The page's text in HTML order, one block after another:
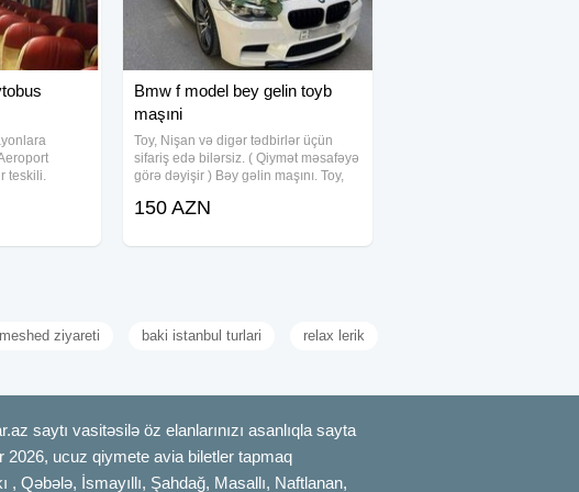
teskili.
#Iveco,
Bmw f model bey gelin toyb
maşıni
Toy, Nişan və digər tədbirlər üçün
sifariş edə bilərsiz. ( Qiymət məsafəyə
görə dəyişir ) Bəy gəlin maşını. Toy,
Doğum Evindən Çıxarılması, Klip,
olunur
150 AZN
meshed ziyareti baki istanbul turlari relax lerik
saytı vasitəsilə öz elanlarınızı asanlıqla sayta
2026, ucuz qiymete avia biletler tapmaq
Qəbələ, İsmayıllı, Şahdağ, Masallı, Naftlanan,